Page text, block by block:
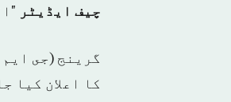
چیف ایڈیٹر
گرینج (جى
کا اعلان کیا